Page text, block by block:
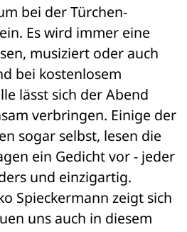
bei der Türchen-
Es wird immer eine
musiziert oder auch
bei kostenlosem
lässt sich der Abend
verbringen. Einige der
sogar selbst, lesen die
ein Gedicht vor - jeder
und einzigartig.
Spieckermann zeigt sich
uns auch in diesem